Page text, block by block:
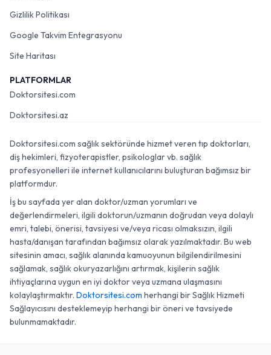
Gizlilik Politikası
Google Takvim Entegrasyonu
Site Haritası
PLATFORMLAR
Doktorsitesi.com
Doktorsitesi.az
Doktorsitesi.com sağlık sektöründe hizmet veren tıp doktorları,
diş hekimleri, fizyoterapistler, psikologlar vb. sağlık
profesyonelleri ile internet kullanıcılarını buluşturan bağımsız bir
platformdur.
İş bu sayfada yer alan doktor/uzman yorumları ve
değerlendirmeleri, ilgili doktorun/uzmanın doğrudan veya dolaylı
emri, talebi, önerisi, tavsiyesi ve/veya ricası olmaksızın, ilgili
hasta/danışan tarafından bağımsız olarak yazılmaktadır. Bu web
sitesinin amacı, sağlık alanında kamuoyunun bilgilendirilmesini
sağlamak, sağlık okuryazarlığını artırmak, kişilerin sağlık
ihtiyaçlarına uygun en iyi doktor veya uzmana ulaşmasını
kolaylaştırmaktır. Doktorsitesi.com herhangi bir Sağlık Hizmeti
Sağlayıcısını desteklemeyip herhangi bir öneri ve tavsiyede
bulunmamaktadır.